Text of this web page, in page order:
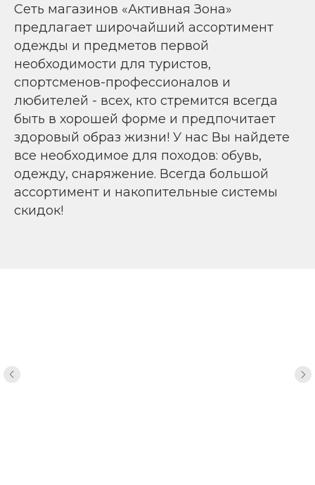
Сеть магазинов «Активная Зона»
предлагает широчайший ассортимент
одежды и предметов первой
необходимости для туристов,
спортсменов-профессионалов и
любителей - всех, кто стремится всегда
быть в хорошей форме и предпочитает
здоровый образ жизни! У нас Вы найдете
все необходимое для походов: обувь,
одежду, снаряжение. Всегда большой
ассортимент и накопительные системы
скидок!